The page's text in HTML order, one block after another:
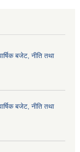
बजेट, नीति तथा
बजेट, नीति तथा